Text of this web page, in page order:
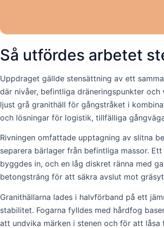
Så utfördes arbetet
Uppdraget gällde stensättning av ett
där nivåer, befintliga dräneringspunkter
ljust grå granithäll för gångstråket i
och lösningar för logistik, tillfälliga
Rivningen omfattade upptagning av slitna
separera bärlager från befintliga massor.
byggdes in, och en låg diskret ränna med
betongsträng för att säkra avslut mot
Granithällarna lades i halvförband på ett
stabilitet. Fogarna fylldes med hårdfog
att undvika märken i stenen och för att